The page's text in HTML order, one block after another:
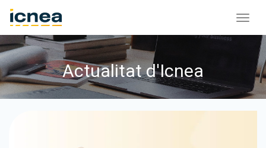
Actualitat d'Icnea